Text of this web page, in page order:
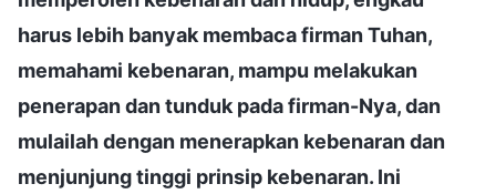
harus lebih banyak membaca firman Tuhan,
memahami kebenaran, mampu melakukan
penerapan dan tunduk pada firman-Nya, dan
mulailah dengan menerapkan kebenaran dan
menjunjung tinggi prinsip kebenaran. Ini